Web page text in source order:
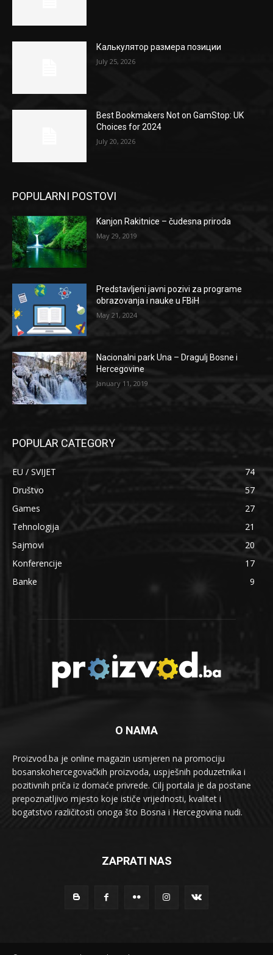
Калькулятор размера позиции
July 25, 2026
Best Bookmakers Not on GamStop: UK
Choices for 2024
July 20, 2026
POPULARNI POSTOVI
Kanjon Rakitnice – čudesna priroda
May 29, 2019
Predstavljeni javni pozivi za programe
obrazovanja i nauke u FBiH
May 21, 2024
Nacionalni park Una – Dragulj Bosne i
Hercegovine
January 11, 2019
POPULAR CATEGORY
EU / SVIJET
74
Društvo
57
Games
27
Tehnologija
21
Sajmovi
20
Konferencije
17
Banke
9
O NAMA
Proizvod.ba je online magazin usmjeren na promociju
bosanskohercegovačkih proizvoda, uspješnih poduzetnika i
pozitivnih priča iz domaće privrede. Cilj portala je da postane
prepoznatljivo mjesto koje ističe vrijednosti, kvalitet i
bogatstvo različitosti onoga što Bosna i Hercegovina nudi.
ZAPRATI NAS